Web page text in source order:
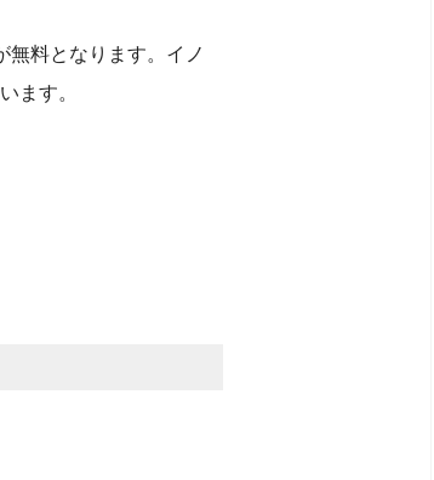
料となります。イノ
ます。